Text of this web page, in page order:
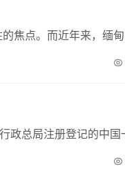
焦点。而近年来，缅
政总局注册登记的中国